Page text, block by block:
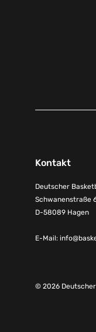
Kontakt
Deutscher
Schwanenstraße
D-58089 Hagen
E-Mail:
© 2026